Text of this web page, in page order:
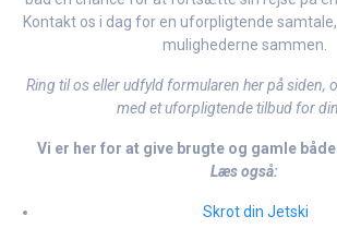
Kontakt os i dag for en uforpligtende
mulighederne sammen.
Ring til os eller udfyld formularen her på siden,
med et uforpligtende tilbud for
Vi er her for at give brugte og gamle
Læs også:
Skrot din Jetski